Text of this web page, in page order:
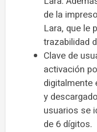
de la
Lara, que le
trazabilidad
Clave de
activación
digitalmente
y
usuarios se
de 6 dígitos.